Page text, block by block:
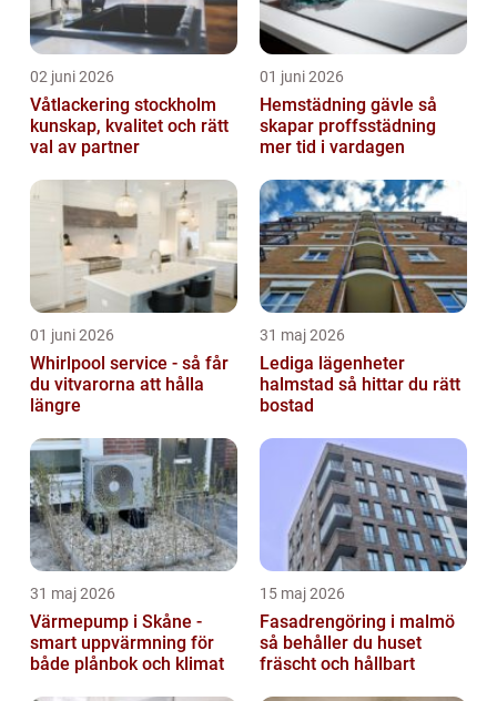
02 juni 2026
Våtlackering stockholm
kunskap, kvalitet och rätt
val av partner
01 juni 2026
Hemstädning gävle så
skapar proffsstädning
mer tid i vardagen
01 juni 2026
Whirlpool service - så får
du vitvarorna att hålla
längre
31 maj 2026
Lediga lägenheter
halmstad så hittar du rätt
bostad
31 maj 2026
Värmepump i Skåne -
smart uppvärmning för
både plånbok och klimat
15 maj 2026
Fasadrengöring i malmö
så behåller du huset
fräscht och hållbart